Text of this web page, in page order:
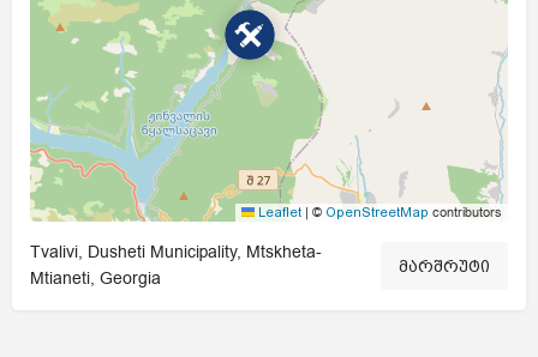
Leaflet | © OpenStreetMap contributors
Tvalivi, Dusheti Municipality, Mtskheta-
Mtianeti, Georgia
მარშრუტი